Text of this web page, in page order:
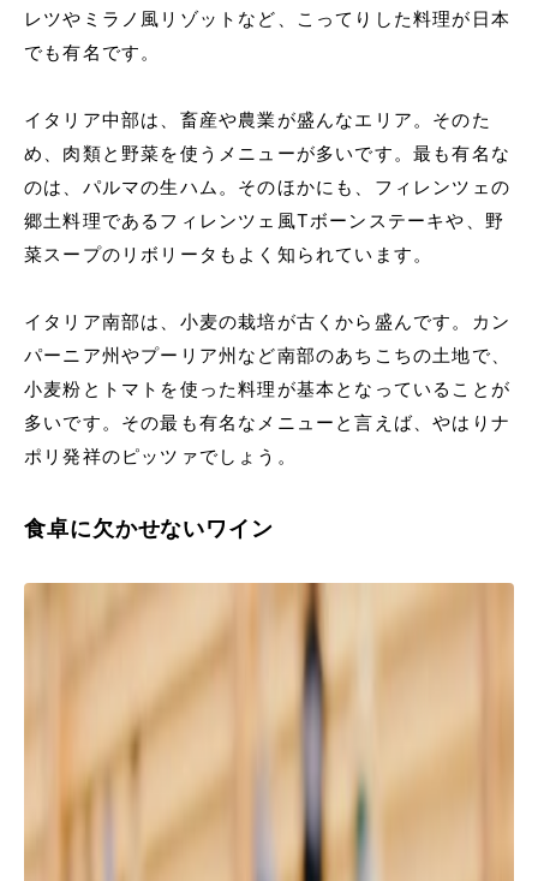
レツやミラノ風リゾットなど、こってりした料理が日本
でも有名です。
イタリア中部は、畜産や農業が盛んなエリア。そのた
め、肉類と野菜を使うメニューが多いです。最も有名な
のは、パルマの生ハム。そのほかにも、フィレンツェの
郷土料理であるフィレンツェ風Tボーンステーキや、野
菜スープのリボリータもよく知られています。
イタリア南部は、小麦の栽培が古くから盛んです。カン
パーニア州やプーリア州など南部のあちこちの土地で、
小麦粉とトマトを使った料理が基本となっていることが
多いです。その最も有名なメニューと言えば、やはりナ
ポリ発祥のピッツァでしょう。
食卓に欠かせないワイン